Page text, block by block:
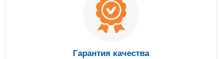
Гарантия качества